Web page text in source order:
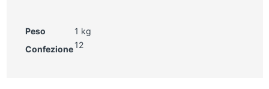
Peso
1 kg
Confezione 12